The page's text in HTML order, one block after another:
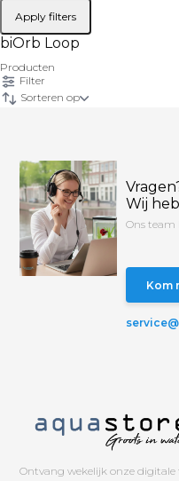
Apply filters
biOrb Loop
Producten
Filter
Sorteren op
Wij
Ons team
Kom
Ontvang wekelijk onze digitale